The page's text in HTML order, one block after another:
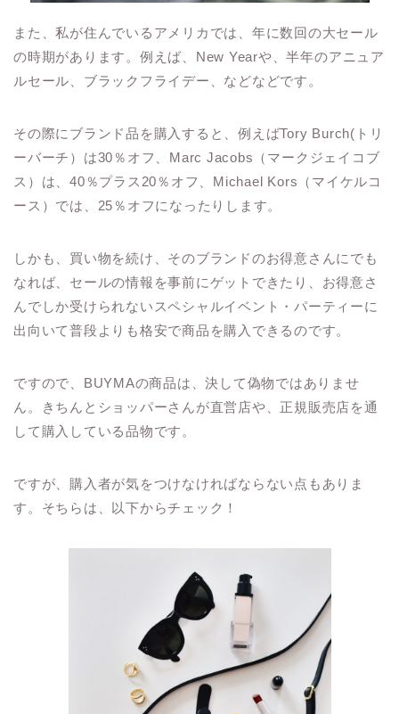
また、私が住んでいるアメリカでは、年に数回の大セール
の時期があります。例えば、New Yearや、半年のアニュア
ルセール、ブラックフライデー、などなどです。
その際にブランド品を購入すると、例えばTory Burch(トリ
ーバーチ）は30％オフ、Marc Jacobs（マークジェイコブ
ス）は、40％プラス20％オフ、Michael Kors（マイケルコ
ース）では、25％オフになったりします。
しかも、買い物を続け、そのブランドのお得意さんにでも
なれば、セールの情報を事前にゲットできたり、お得意さ
んでしか受けられないスペシャルイベント・パーティーに
出向いて普段よりも格安で商品を購入できるのです。
ですので、BUYMAの商品は、決して偽物ではありませ
ん。きちんとショッパーさんが直営店や、正規販売店を通
して購入している品物です。
ですが、購入者が気をつけなければならない点もありま
す。そちらは、以下からチェック！